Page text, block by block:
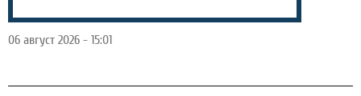
06 август 2026 - 15:01